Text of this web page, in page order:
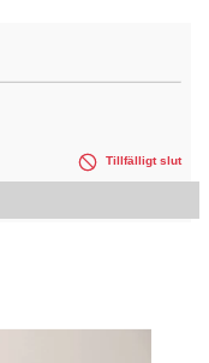
Tillfälligt slut